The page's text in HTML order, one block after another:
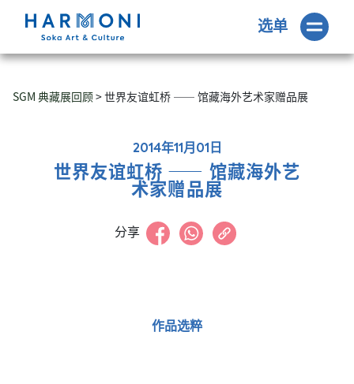
选单
SGM 典藏展回顾> 世界友谊虹桥 —— 馆藏海外艺术家赠品展
2014年11月01日
世界友谊虹桥 —— 馆藏海外艺
术家赠品展
分享
作品选粹